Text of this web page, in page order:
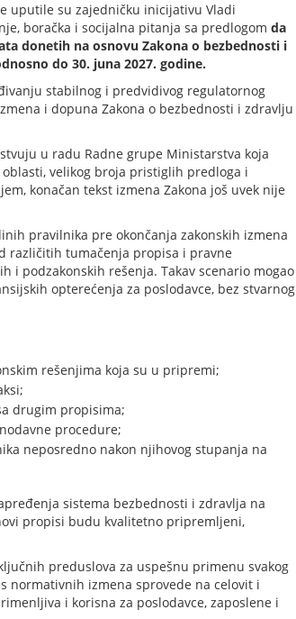
uputile su zajedničku inicijativu Vladi
boračka i socijalna pitanja sa predlogom da
donetih na osnovu Zakona o bezbednosti i
do 30. juna 2027. godine.
stabilnog i predvidivog regulatornog
i dopuna Zakona o bezbednosti i zdravlju
u radu Radne grupe Ministarstva koja
velikog broja pristiglih predloga i
konačan tekst izmena Zakona još uvek nije
pravilnika pre okončanja zakonskih izmena
različitih tumačenja propisa i pravne
i podzakonskih rešenja. Takav scenario mogao
opterećenja za poslodavce, bez stvarnog
rešenjima koja su u pripremi;
drugim propisima;
procedure;
neposredno nakon njihovog stupanja na
sistema bezbednosti i zdravlja na
propisi budu kvalitetno pripremljeni,
preduslova za uspešnu primenu svakog
normativnih izmena sprovede na celovit i
i korisna za poslodavce, zaposlene i